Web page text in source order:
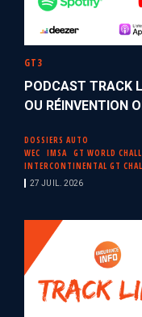
GT3
PODCAST TRACK
OU RÉINVENTION
DOSSIERS AUTO
WEC
IMSA GT WORLD
INTERCONTINENTAL GT
27 JUIL. 2026